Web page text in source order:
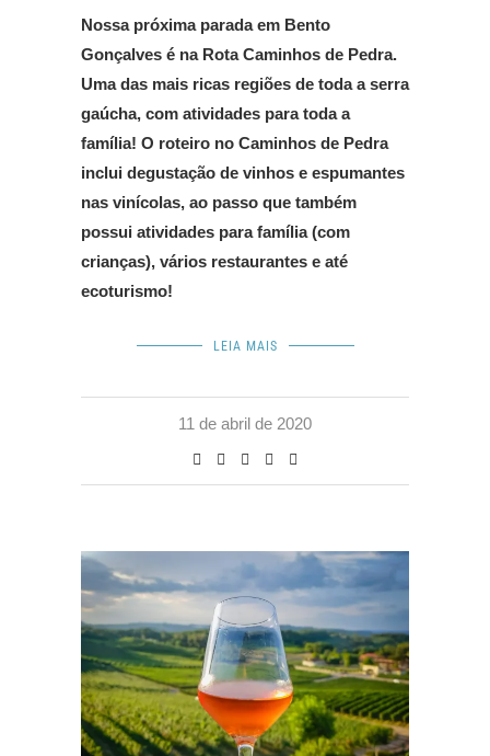
Nossa próxima parada em Bento
Gonçalves é na Rota Caminhos de Pedra.
Uma das mais ricas regiões de toda a serra
gaúcha, com atividades para toda a
família! O roteiro no Caminhos de Pedra
inclui degustação de vinhos e espumantes
nas vinícolas, ao passo que também
possui atividades para família (com
crianças), vários restaurantes e até
ecoturismo!
LEIA MAIS
11 de abril de 2020